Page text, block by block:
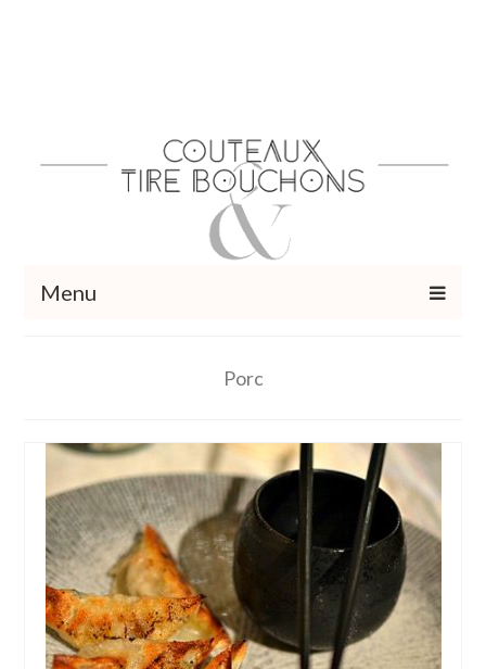
Menu
Restaurants – Sorties
Food Trotter
Porc